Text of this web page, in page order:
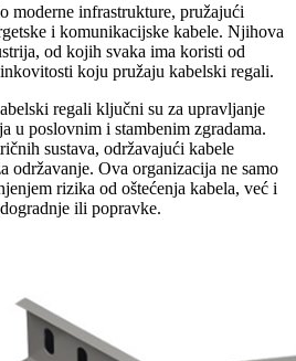
moderne infrastrukture, pružajući
i komunikacijske kabele. Njihova
od kojih svaka ima koristi od
koju pružaju kabelski regali.
regali ključni su za upravljanje
u poslovnim i stambenim zgradama.
sustava, održavajući kabele
održavanje. Ova organizacija ne samo
rizika od oštećenja kabela, već i
ili popravke.